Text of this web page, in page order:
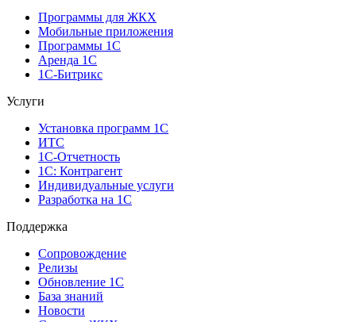
Программы для ЖКХ
Мобильные приложения
Программы 1С
Аренда 1С
1С-Битрикс
Услуги
Установка программ 1С
ИТС
1С-Отчетность
1С: Контрагент
Индивидуальные услуги
Разработка на 1С
Поддержка
Сопровождение
Релизы
Обновление 1С
База знаний
Новости